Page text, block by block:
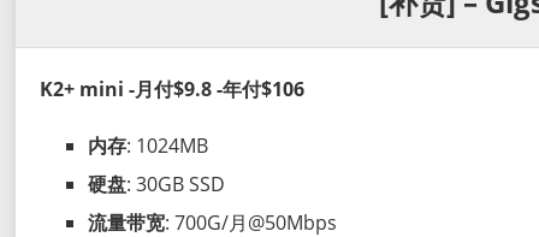
K2+ mini -月付$9.8 -年付$106
内存: 1024MB
硬盘: 30GB SSD
流量带宽: 700G/月@50Mbps